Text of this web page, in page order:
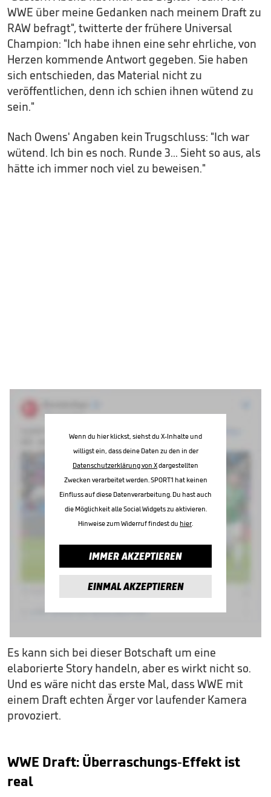
WWE über meine Gedanken nach meinem Draft zu
RAW befragt", twitterte der frühere Universal
Champion: "Ich habe ihnen eine sehr ehrliche, von
Herzen kommende Antwort gegeben. Sie haben
sich entschieden, das Material nicht zu
veröffentlichen, denn ich schien ihnen wütend zu
sein."
Nach Owens' Angaben kein Trugschluss: "Ich war
wütend. Ich bin es noch. Runde 3... Sieht so aus, als
hätte ich immer noch viel zu beweisen."
Wenn du hier klickst, siehst du X-Inhalte und
willigst ein, dass deine Daten zu den in der
Datenschutzerklärung von Xdargestellten
Zwecken verarbeitet werden. SPORT1 hat keinen
Einfluss auf diese Datenverarbeitung. Du hast auch
die Möglichkeit alle Social Widgets zu aktivieren.
Hinweise zum Widerruf findest du hier.
IMMER AKZEPTIEREN
EINMAL AKZEPTIEREN
Es kann sich bei dieser Botschaft um eine
elaborierte Story handeln, aber es wirkt nicht so.
Und es wäre nicht das erste Mal, dass WWE mit
einem Draft echten Ärger vor laufender Kamera
provoziert.
WWE Draft: Überraschungs-Effekt ist
real